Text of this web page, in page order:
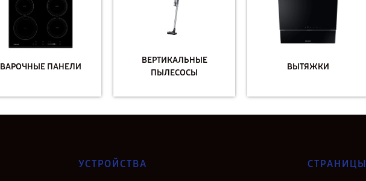
ВАРОЧНЫЕ ПАНЕЛИ
ВЕРТИКАЛЬНЫЕ
ПЫЛЕСОСЫ
ВЫТЯЖКИ
УСТРОЙСТВА СТРАНИЦЫ